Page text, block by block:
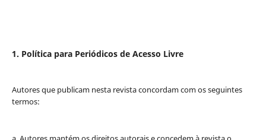
1. Política para Periódicos de Acesso Livre
Autores que publicam nesta revista concordam com os seguintes
termos: